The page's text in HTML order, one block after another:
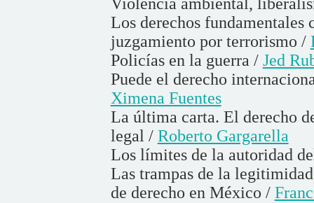
Violencia ambiental,
Los derechos
juzgamiento por terrorismo /
Policías en la guerra / Jed
Puede el derecho
Ximena Fuentes
La última carta. El derecho
legal / Roberto Gargarella
Los límites de la autoridad
Las trampas de la
de derecho en México /